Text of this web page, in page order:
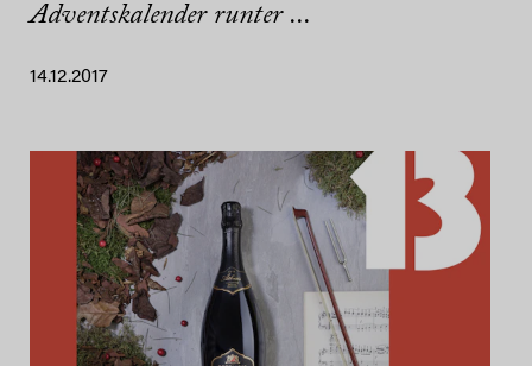
Adventskalender runter ...
14.12.2017